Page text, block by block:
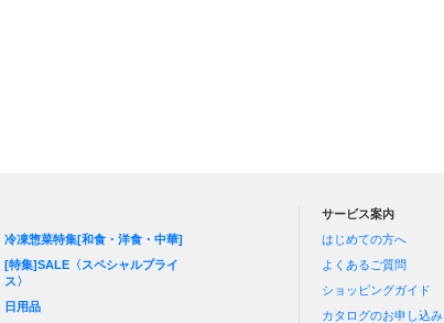
冷凍惣菜特集[和食・洋食・中華]
[特集]SALE〈スペシャルプライ
ス〉
日用品
サービス案内
はじめての方へ
よくあるご質問
ショッピングガイド
カタログのお申し込み